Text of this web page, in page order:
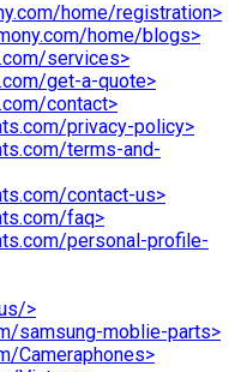
home/registration>
home/blogs>
services>
get-a-quote>
contact>
privacy-policy>
terms-and-
contact-us>
faq>
personal-profile-
>
samsung-moblie-parts>
Cameraphones>